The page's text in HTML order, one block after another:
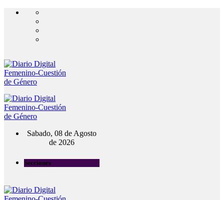
Sabado, 08 de Agosto
de 2026
Secciones